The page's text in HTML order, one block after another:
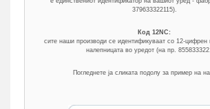
379633322115).
Код 12NC:
сите наши производи се идентификуваат со 12-цифрен
налепницата во уредот (на пр.
Погледнете ја сликата подолу за пример на